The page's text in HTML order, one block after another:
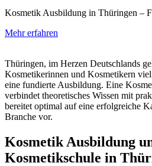
Kosmetik Ausbildung in Thüringen –
Mehr erfahren
Thüringen, im Herzen Deutschlands
Kosmetikerinnen und Kosmetikern
eine fundierte Ausbildung. Eine
verbindet theoretisches Wissen mit
bereitet optimal auf eine erfolgreiche
Branche vor.
Kosmetik Ausbildung
Kosmetikschule in